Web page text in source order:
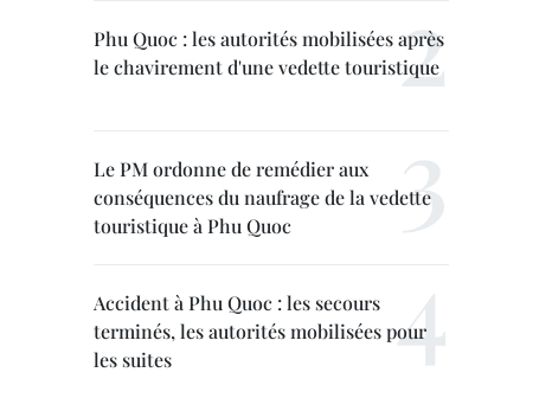
Phu Quoc : les autorités mobilisées après
le chavirement d'une vedette touristique
Le PM ordonne de remédier aux
conséquences du naufrage de la vedette
touristique à Phu Quoc
Accident à Phu Quoc : les secours
terminés, les autorités mobilisées pour
les suites